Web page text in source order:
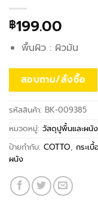
฿199.00
พื้นผิว : ผิวมัน
สอบถาม/สั่งซื้อ
รหัสสินค้า: BK-009385
หมวดหมู่: วัสดุปูพื้นและผนัง
ป้ายกำกับ: COTTO, กระเบื้
ผนัง